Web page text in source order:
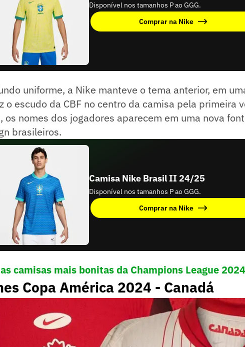
Disponível nos tamanhos P ao GGG.
Comprar na Nike
uniforme, a Nike manteve o tema anterior, em
o escudo da CBF no centro da camisa pela primeira
os nomes dos jogadores aparecem em uma nova
brasileiros.
Camisa Nike Brasil II 24/25
Disponível nos tamanhos P ao GGG.
Comprar na Nike
camisas mais bonitas da Champions League 2024
Copa América 2024 - Canadá